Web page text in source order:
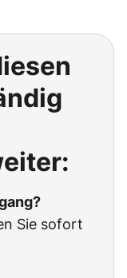
Sie sofort